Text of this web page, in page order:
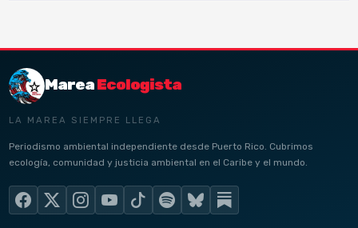
MareaEcologista
LA MAREA SIEMPRE LLEGA
Periodismo ambiental independiente desde Puerto Rico. Cubrimos
ecología, comunidad y justicia ambiental en el Caribe y el mundo.